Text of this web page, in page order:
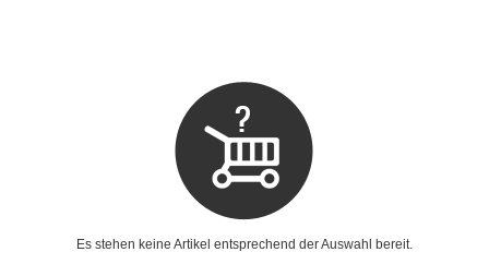
Es stehen keine Artikel entsprechend der Auswahl bereit.